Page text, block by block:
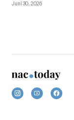
Juni 30, 2026